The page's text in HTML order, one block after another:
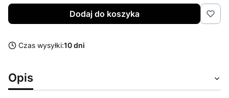
Dodaj do koszyka
Czas wysyłki:10 dni
Opis